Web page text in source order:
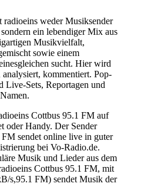
weder Musiksender
ein lebendiger Mix aus
Musikvielfalt,
sowie einem
sucht. Hier wird
kommentiert. Pop-
Live-Sets, Reportagen und
Cottbus 95.1 FM auf
oder Handy. Der Sender
sendet online live in guter
bei Vo-Radio.de.
Musik und Lieder aus dem
Cottbus 95.1 FM, mit
s,95.1 FM) sendet Musik der